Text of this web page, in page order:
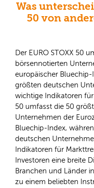
Was
50 von
Der EURO STOXX 50
börsennotierten
europäischer Bluechip-
größten deutschen
wichtige Indikatoren für
50 umfasst die 50
Unternehmen der
Bluechip-Index,
deutschen
Indikatoren für
Investoren eine breite
Branchen und Länder
zu einem beliebten